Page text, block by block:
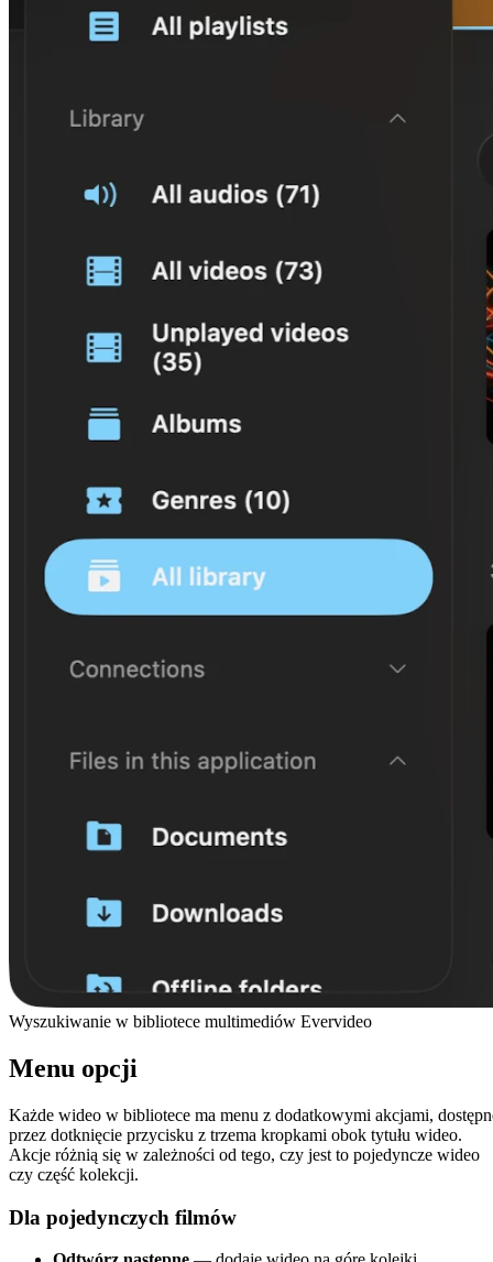
Wyszukiwanie w bibliotece multimediów Evervideo
Menu opcji
Każde wideo w bibliotece ma menu z dodatkowymi akcjami,
przez dotknięcie przycisku z trzema kropkami obok tytułu wideo.
Akcje różnią się w zależności od tego, czy jest to pojedyncze wideo
czy część kolekcji.
Dla pojedynczych filmów